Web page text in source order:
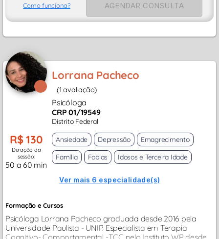
Como funciona? AGENDAR CONSULTA
Lorrana Pacheco
(1 avaliação)
Psicóloga
CRP 01/19549
Distrito Federal
R$ 130
Duração da
sessão:
50 a 60 min
Ansiedade Depressão
Emagrecimento
Família
Fobias Idosos e Terceira Idade
Ver mais 6 especialidade(s)
Formação e Cursos
Psicóloga Lorrana Pacheco graduada desde 2016 pela
Universidade Paulista - UNIP. Especialista em Terapia
Cognitivo- Comportamental -TCC pelo Instituto WP desde